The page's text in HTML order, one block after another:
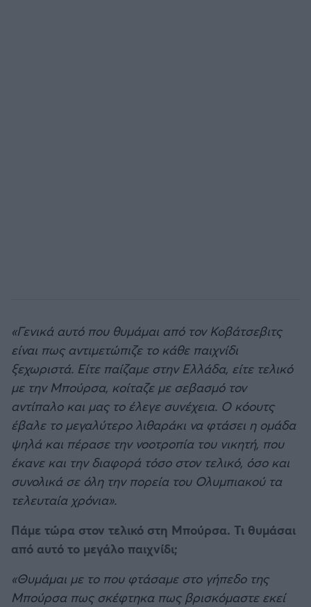
«Γενικά αυτό που θυμάμαι από τον Κοβάτσεβιτς
είναι πως αντιμετώπιζε το κάθε παιχνίδι
ξεχωριστά. Είτε παίζαμε στην Ελλάδα, είτε τελικό
με την Μπούρσα, κοίταζε με σεβασμό τον
αντίπαλο και μας το έλεγε συνέχεια. Ο κόουτς
έβαλε το μεγαλύτερο λιθαράκι να φτάσει η ομάδα
ψηλά και πέρασε την νοοτροπία του νικητή, που
έκανε και την διαφορά τόσο στον τελικό, όσο και
συνολικά σε όλη την πορεία του Ολυμπιακού τα
τελευταία χρόνια».
Πάμε τώρα στον τελικό στη Μπούρσα. Τι θυμάσαι
από αυτό το μεγάλο παιχνίδι;
«Θυμάμαι με το που φτάσαμε στο γήπεδο της
Μπούρσα πως σκέφτηκα πως βρισκόμαστε εκεί